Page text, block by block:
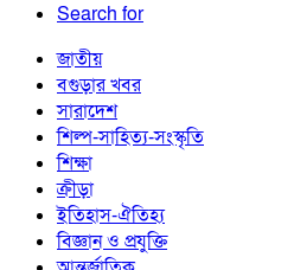
Search for
জাতীয়
বগুড়ার খবর
সারাদেশ
শিল্প-সাহিত্য-সংস্কৃতি
শিক্ষা
ক্রীড়া
ইতিহাস-ঐতিহ্য
বিজ্ঞান ও প্রযুক্তি